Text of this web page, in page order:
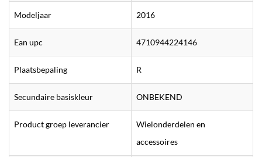
Modeljaar 2016
Ean upc 4710944224146
Plaatsbepaling R
Secundaire basiskleur ONBEKEND
Product groep leverancier
Wielonderdelen en
accessoires